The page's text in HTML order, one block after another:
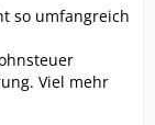
so umfangreich
Viel mehr